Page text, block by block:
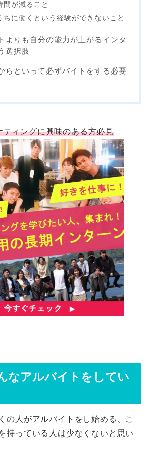
間が減ること
ちに働くという経験ができないこと
よりも自分の能力が上がるインタ
選択肢
らといって必ずバイトをする必要
ティングに興味のある方必見
なアルバイトをしてい
の人がアルバイトをし始める、こ
持っている人は少なくないと思い